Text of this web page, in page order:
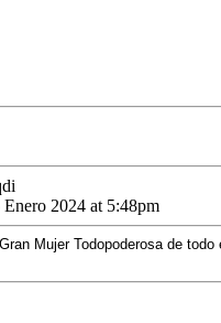
Enero 2024 at 5:48pm
Mujer Todopoderosa de todo